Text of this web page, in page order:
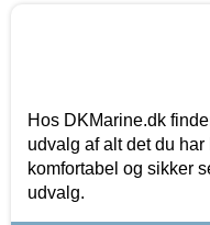
Hos DKMarine.dk
udvalg af alt det du
komfortabel og sikker
udvalg.